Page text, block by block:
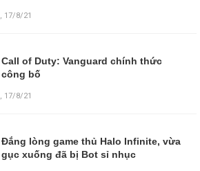
, 17/8/21
Call of Duty: Vanguard chính thức
công bố
, 17/8/21
Đắng lòng game thủ Halo Infinite, vừa
gục xuống đã bị Bot sỉ nhục